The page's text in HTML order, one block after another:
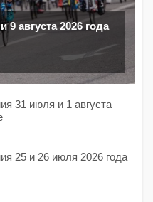
августа 2026 года
31 июля и 1 августа
25 и 26 июля 2026 года